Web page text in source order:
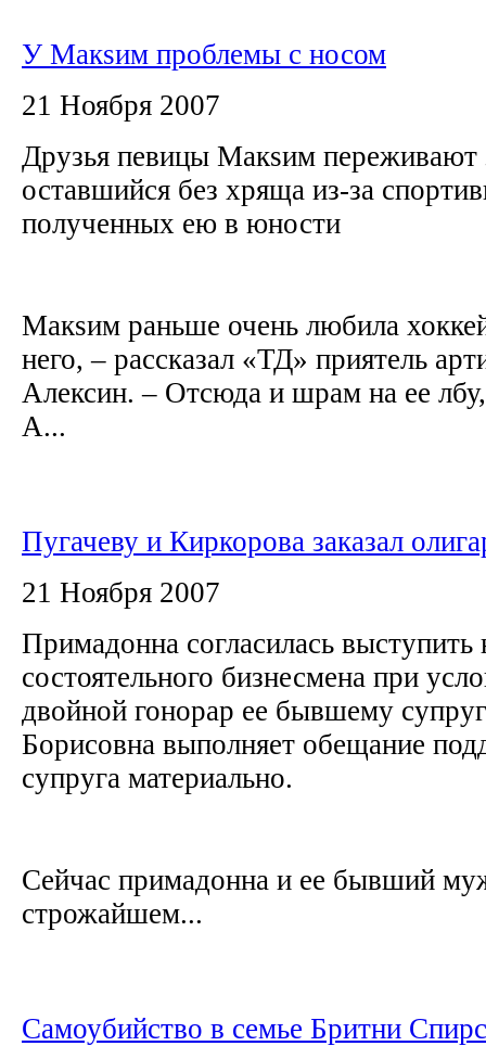
У Макsим проблемы с носом
21 Ноября 2007
Друзья певицы Макsим переживают
оставшийся без хряща из-за
полученных ею в юности
Макsим раньше очень любила
него, – рассказал «ТД» приятель
Алексин. – Отсюда и шрам на ее
А...
Пугачеву и Киркорова заказал
21 Ноября 2007
Примадонна согласилась
состоятельного бизнесмена при
двойной гонорар ее бывшему
Борисовна выполняет обещание
супруга материально.
Сейчас примадонна и ее бывший
строжайшем...
Самоубийство в семье Бритни Спирс